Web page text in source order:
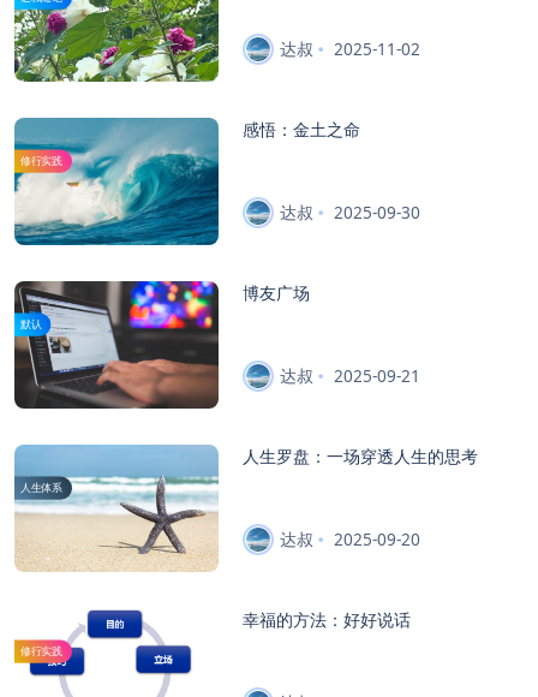
达叔 2025-11-02
修行实践
感悟：金土之命
达叔 2025-09-30
默认
博友广场
达叔 2025-09-21
人生体系
人生罗盘：一场穿透人生的思考
达叔 2025-09-20
修行实践
幸福的方法：好好说话